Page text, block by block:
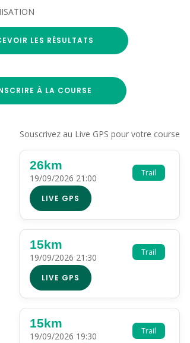
LES RÉSULTATS
À LA COURSE
Souscrivez au Live GPS pour votre course
Trail
26km
19/09/2026 21:00
LIVE GPS
Trail
15km
19/09/2026 21:30
LIVE GPS
Trail
15km
19/09/2026 19:30